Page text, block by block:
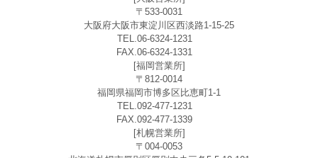
〒533-0031
大阪府大阪市東淀川区西淡路1-15-25
TEL.06-6324-1231
FAX.06-6324-1331
[福岡営業所]
〒812-0014
福岡県福岡市博多区比恵町1-1
TEL.092-477-1231
FAX.092-477-1339
[札幌営業所]
〒004-0053